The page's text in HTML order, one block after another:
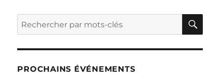
PROCHAINS ÉVÉNEMENTS